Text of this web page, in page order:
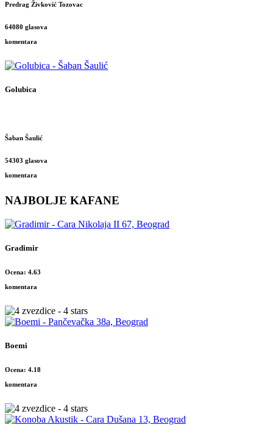
Predrag Živković Tozovac
64080 glasova
komentara
Golubica
Šaban Šaulić
54303 glasova
komentara
NAJBOLJE KAFANE
Gradimir
Ocena: 4.63
komentara
Boemi
Ocena: 4.18
komentara